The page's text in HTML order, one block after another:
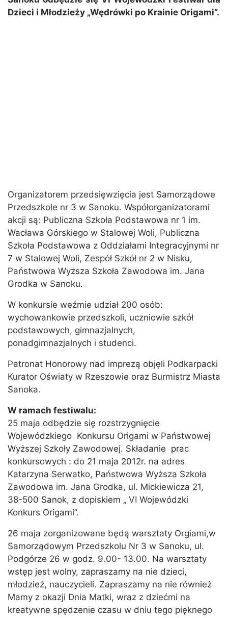
Dzieci i Młodzieży „Wędrówki po Krainie Origami”.
Organizatorem przedsięwzięcia jest Samorządowe
Przedszkole nr 3 w Sanoku. Współorganizatorami
akcji są: Publiczna Szkoła Podstawowa nr 1 im.
Wacława Górskiego w Stalowej Woli, Publiczna
Szkoła Podstawowa z Oddziałami Integracyjnymi nr
7 w Stalowej Woli, Zespół Szkół nr 2 w Nisku,
Państwowa Wyższa Szkoła Zawodowa im. Jana
Grodka w Sanoku.
W konkursie weźmie udział 200 osób:
wychowankowie przedszkoli, uczniowie szkół
podstawowych, gimnazjalnych,
ponadgimnazjalnych i studenci.
Patronat Honorowy nad imprezą objęli Podkarpacki
Kurator Oświaty w Rzeszowie oraz Burmistrz Miasta
Sanoka.
W ramach festiwalu:
25 maja odbędzie się rozstrzygnięcie
Wojewódzkiego Konkursu Origami w Państwowej
Wyższej Szkoły Zawodowej. Składanie prac
konkursowych : do 21 maja 2012r. na adres
Katarzyna Serwatko, Państwowa Wyższa Szkoła
Zawodowa im. Jana Grodka, ul. Mickiewicza 21,
38-500 Sanok, z dopiskiem „ VI Wojewódzki
Konkurs Origami”.
26 maja zorganizowane będą warsztaty Orgiami,w
Samorządowym Przedszkolu Nr 3 w Sanoku, ul.
Podgórze 26 w godz. 9.00- 13.00. Na warsztaty
wstęp jest wolny, zapraszamy na nie dzieci,
młodzież, nauczycieli. Zapraszamy na nie również
Mamy z okazji Dnia Matki, wraz z dziećmi na
kreatywne spędzenie czasu w dniu tego pięknego